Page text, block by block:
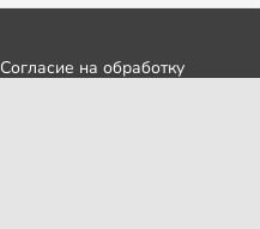
Согласие на обработку